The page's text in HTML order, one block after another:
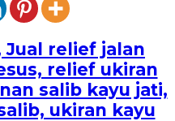
relief jalan
relief ukiran
salib kayu jati,
ukiran kayu